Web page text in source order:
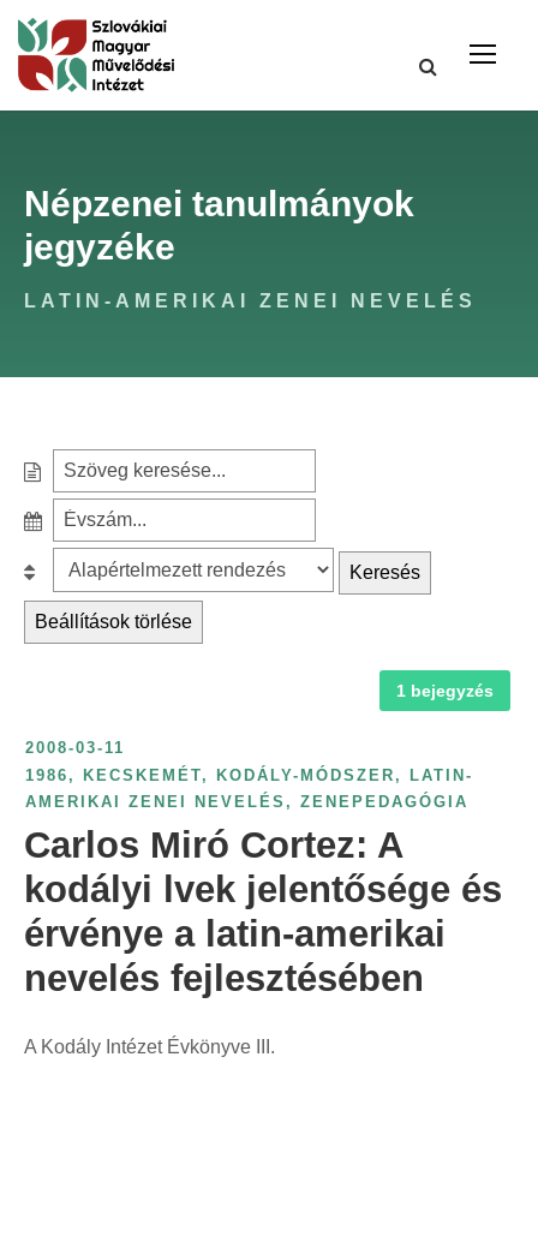
Népzenei tanulmányok
jegyzéke
LATIN-AMERIKAI ZENEI NEVELÉS
e
c
h
:
z
é
v
s
z
á
s
z
e
e
s
l
á
:
Keresés
Beállítások törlése
1 bejegyzés
2008-03-11
1986 , KECSKEMÉT, KODÁLY-MÓDSZER , LATIN-
AMERIKAI ZENEI NEVELÉS , ZENEPEDAGÓGIA
Carlos Miró Cortez: A
kodályi lvek jelentősége és
érvénye a latin-amerikai
nevelés fejlesztésében
A Kodály Intézet Évkönyve III.